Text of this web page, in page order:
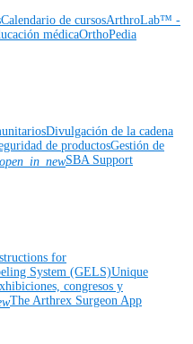
Calendario de cursosArthroLab™ -
médicaOrthoPedia
Divulgación de la cadena
de productosGestión de
open_in_newSBA Support
for
System (GELS)Unique
congresos y
The Arthrex Surgeon App